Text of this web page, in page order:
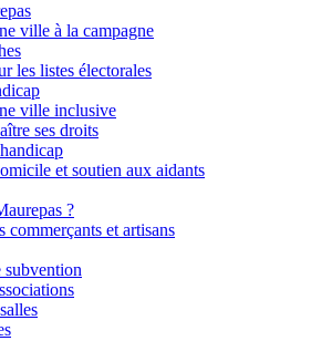
ville à la campagne
les listes électorales
ville inclusive
ses droits
et soutien aux aidants
?
commerçants et artisans
subvention